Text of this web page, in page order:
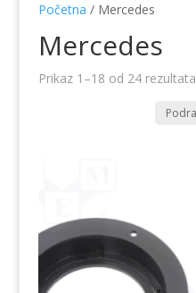
Početna / Mercedes
Mercedes
Prikaz 1–18 od 24 rezultata